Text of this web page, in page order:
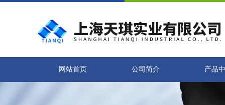
网站首页 公司简介 产品